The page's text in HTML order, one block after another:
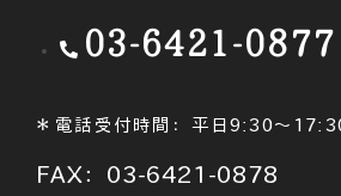
03-6421-0877
＊電話受付時間：平日9:30～
FAX：03-6421-0878